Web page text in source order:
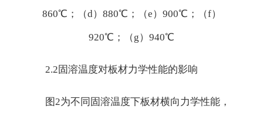
860℃；（d）880℃；（e）900℃；（f）
920℃；（g）940℃
2.2固溶温度对板材力学性能的影响
图2为不同固溶温度下板材横向力学性能，